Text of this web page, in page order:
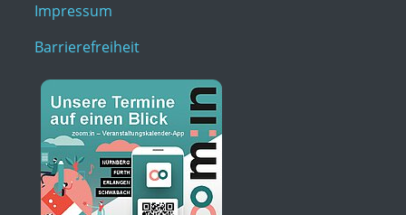
Impressum
Barrierefreiheit